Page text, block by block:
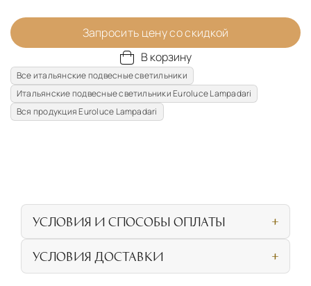
Запросить цену со скидкой
В корзину
Все итальянские подвесные светильники
Итальянские подвесные светильники Euroluce Lampadari
Вся продукция Euroluce Lampadari
УСЛОВИЯ И СПОСОБЫ ОПЛАТЫ
личном посещении нашего салона
УСЛОВИЯ ДОСТАВКИ